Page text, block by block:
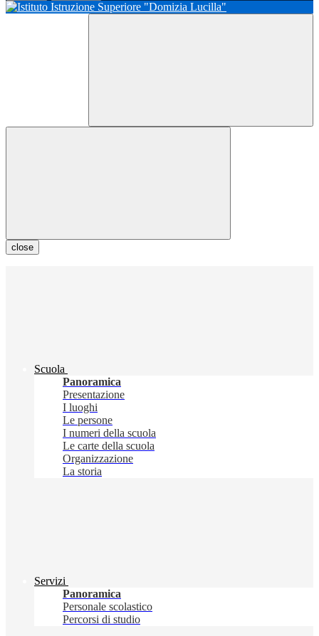
close
Scuola
Panoramica
Presentazione
I luoghi
Le persone
I numeri della scuola
Le carte della scuola
Organizzazione
La storia
Servizi
Panoramica
Personale scolastico
Percorsi di studio